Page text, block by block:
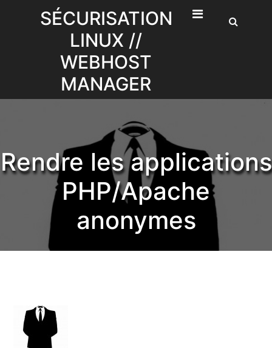
SÉCURISATION
LINUX //
WEBHOST
MANAGER
Rendre les applications
PHP/Apache
anonymes